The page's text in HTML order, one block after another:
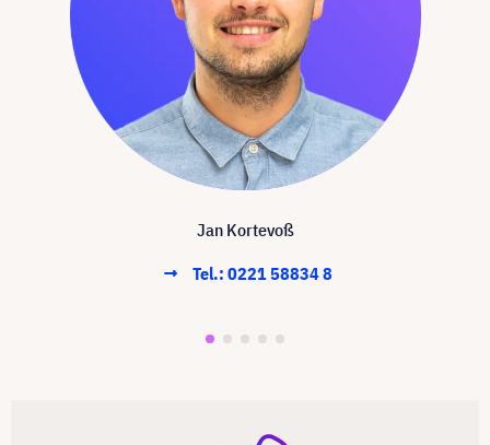
Jan Kortevoß
Tel.: 0221 58834 8